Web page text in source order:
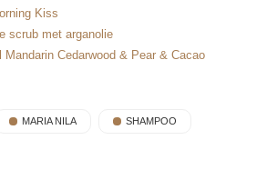
Kiss
scrub met arganolie
Mandarin Cedarwood & Pear & Cacao
MARIA NILA SHAMPOO